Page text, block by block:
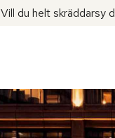
Vill du helt skräddarsy